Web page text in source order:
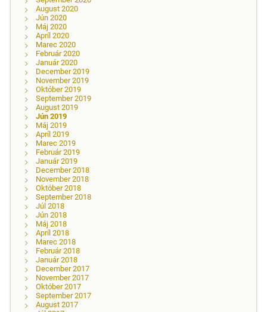
August 2020
Jún 2020
Máj 2020
Apríl 2020
Marec 2020
Február 2020
Január 2020
December 2019
November 2019
Október 2019
September 2019
August 2019
Jún 2019
Máj 2019
Apríl 2019
Marec 2019
Február 2019
Január 2019
December 2018
November 2018
Október 2018
September 2018
Júl 2018
Jún 2018
Máj 2018
Apríl 2018
Marec 2018
Február 2018
Január 2018
December 2017
November 2017
Október 2017
September 2017
August 2017